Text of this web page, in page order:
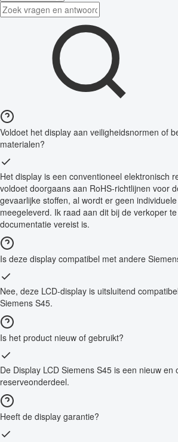
Voldoet het display aan veiligheidsnormen of
materialen?
Het display is een conventioneel elektronisch
voldoet doorgaans aan RoHS-richtlijnen voor
gevaarlijke stoffen, al wordt er geen
meegeleverd. Ik raad aan dit bij de verkoper
documentatie vereist is.
Is deze display compatibel met andere
Nee, deze LCD-display is uitsluitend
Siemens S45.
Is het product nieuw of gebruikt?
De Display LCD Siemens S45 is een nieuw en
reserveonderdeel.
Heeft de display garantie?